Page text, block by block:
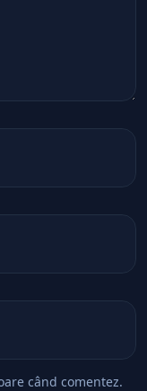
când comentez.